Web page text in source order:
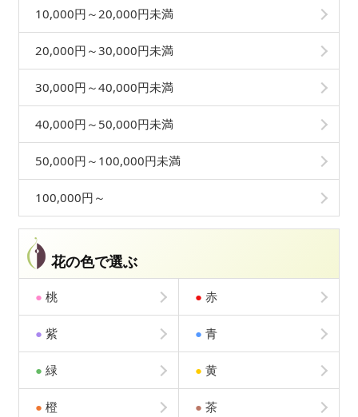
10,000円～20,000円未満
20,000円～30,000円未満
30,000円～40,000円未満
40,000円～50,000円未満
50,000円～100,000円未満
100,000円～
花の色で選ぶ
● 桃 ● 赤
● 紫 ● 青
● 緑 ● 黄
● 橙 ● 茶